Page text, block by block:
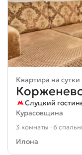
Квартира на сутки
Слуцкий
Курасовщина
3 комнаты · 6
Илона